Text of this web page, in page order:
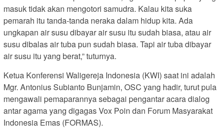
masuk tidak akan mengotori samudra. Kalau kita suka
pemarah itu tanda-tanda neraka dalam hidup kita. Ada
ungkapan air susu dibayar air susu itu sudah biasa, atau air
susu dibalas air tuba pun sudah biasa. Tapi air tuba dibayar
air susu itu yang berat,” tuturnya.
Ketua Konferensi Waligereja Indonesia (KWI) saat ini adalah
Mgr. Antonius Subianto Bunjamin, OSC yang hadir, turut pula
mengawali pemaparannya sebagai pengantar acara dialog
antar agama yang digagas Vox Poin dan Forum Masyarakat
Indonesia Emas (FORMAS).